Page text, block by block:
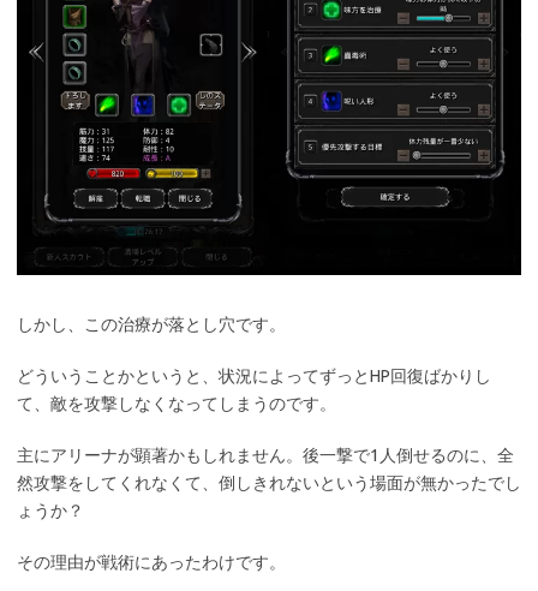
しかし、この治療が落とし穴です。
どういうことかというと、状況によってずっとHP回復ばかりし
て、敵を攻撃しなくなってしまうのです。
主にアリーナが顕著かもしれません。後一撃で1人倒せるのに、全
然攻撃をしてくれなくて、倒しきれないという場面が無かったでし
ょうか？
その理由が戦術にあったわけです。